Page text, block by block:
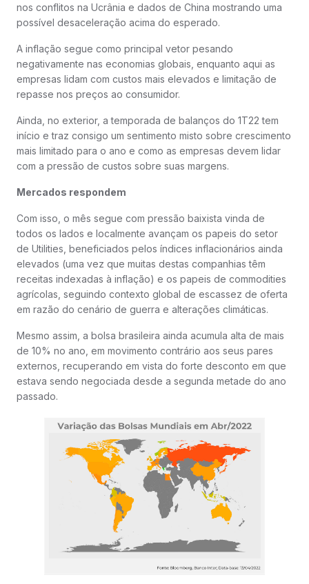
nos conflitos na Ucrânia e dados de China mostrando uma
possível desaceleração acima do esperado.
A inflação segue como principal vetor pesando
negativamente nas economias globais, enquanto aqui as
empresas lidam com custos mais elevados e limitação de
repasse nos preços ao consumidor.
Ainda, no exterior, a temporada de balanços do 1T22 tem
início e traz consigo um sentimento misto sobre crescimento
mais limitado para o ano e como as empresas devem lidar
com a pressão de custos sobre suas margens.
Mercados respondem
Com isso, o mês segue com pressão baixista vinda de
todos os lados e localmente avançam os papeis do setor
de Utilities, beneficiados pelos índices inflacionários ainda
elevados (uma vez que muitas destas companhias têm
receitas indexadas à inflação) e os papeis de commodities
agrícolas, seguindo contexto global de escassez de oferta
em razão do cenário de guerra e alterações climáticas.
Mesmo assim, a bolsa brasileira ainda acumula alta de mais
de 10% no ano, em movimento contrário aos seus pares
externos, recuperando em vista do forte desconto em que
estava sendo negociada desde a segunda metade do ano
passado.